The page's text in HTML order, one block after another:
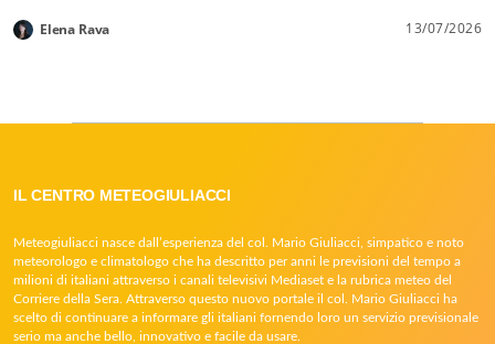
Elena Rava 13/07/2026
IL CENTRO METEOGIULIACCI
Meteogiuliacci nasce dall’esperienza del col. Mario Giuliacci, simpatico e noto
meteorologo e climatologo che ha descritto per anni le previsioni del tempo a
milioni di italiani attraverso i canali televisivi Mediaset e la rubrica meteo del
Corriere della Sera. Attraverso questo nuovo portale il col. Mario Giuliacci ha
scelto di continuare a informare gli italiani fornendo loro un servizio previsionale
serio ma anche bello, innovativo e facile da usare.